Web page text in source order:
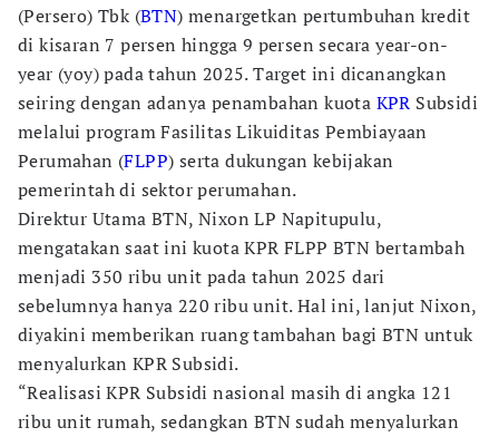
(Persero) Tbk (BTN) menargetkan pertumbuhan kredit
di kisaran 7 persen hingga 9 persen secara year-on-
year (yoy) pada tahun 2025. Target ini dicanangkan
seiring dengan adanya penambahan kuota KPR Subsidi
melalui program Fasilitas Likuiditas Pembiayaan
Perumahan (FLPP) serta dukungan kebijakan
pemerintah di sektor perumahan.
Direktur Utama BTN, Nixon LP Napitupulu,
mengatakan saat ini kuota KPR FLPP BTN bertambah
menjadi 350 ribu unit pada tahun 2025 dari
sebelumnya hanya 220 ribu unit. Hal ini, lanjut Nixon,
diyakini memberikan ruang tambahan bagi BTN untuk
menyalurkan KPR Subsidi.
“Realisasi KPR Subsidi nasional masih di angka 121
ribu unit rumah, sedangkan BTN sudah menyalurkan